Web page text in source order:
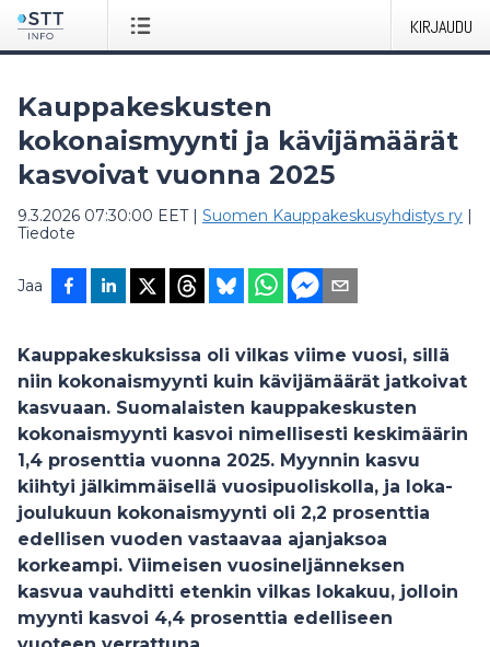
KIRJAUDU
Kauppakeskusten
kokonaismyynti ja kävijämäärät
kasvoivat vuonna 2025
9.3.2026 07:30:00 EET| Suomen Kauppakeskusyhdistys ry |
Tiedote
Jaa
Kauppakeskuksissa oli vilkas viime vuosi, sillä
niin kokonaismyynti kuin kävijämäärät jatkoivat
kasvuaan. Suomalaisten kauppakeskusten
kokonaismyynti kasvoi nimellisesti keskimäärin
1,4 prosenttia vuonna 2025. Myynnin kasvu
kiihtyi jälkimmäisellä vuosipuoliskolla, ja loka-
joulukuun kokonaismyynti oli 2,2 prosenttia
edellisen vuoden vastaavaa ajanjaksoa
korkeampi. Viimeisen vuosineljänneksen
kasvua vauhditti etenkin vilkas lokakuu, jolloin
myynti kasvoi 4,4 prosenttia edelliseen